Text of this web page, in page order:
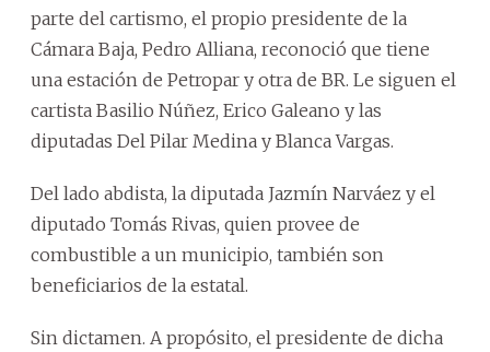
parte del cartismo, el propio presidente de la
Cámara Baja, Pedro Alliana, reconoció que tiene
una estación de Petropar y otra de BR. Le siguen el
cartista Basilio Núñez, Erico Galeano y las
diputadas Del Pilar Medina y Blanca Vargas.
Del lado abdista, la diputada Jazmín Narváez y el
diputado Tomás Rivas, quien provee de
combustible a un municipio, también son
beneficiarios de la estatal.
Sin dictamen. A propósito, el presidente de dicha